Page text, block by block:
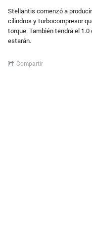
Stellantis comenzó a
cilindros y turbocompresor
torque. También tendrá el
estarán.
Compartir